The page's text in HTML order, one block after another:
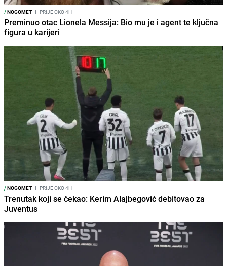
/NOGOMET I PRIJE OKO 4H
Preminuo otac Lionela Messija: Bio mu je i agent te ključna
figura u karijeri
/NOGOMET I PRIJE OKO 4H
Trenutak koji se čekao: Kerim Alajbegović debitovao za
Juventus